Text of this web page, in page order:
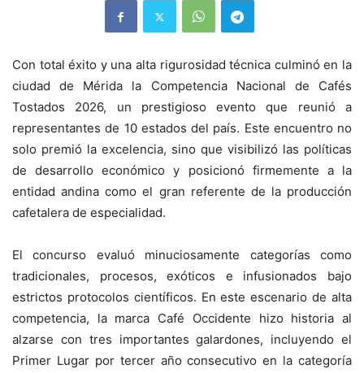
Con total éxito y una alta rigurosidad técnica culminó en la
ciudad de Mérida la Competencia Nacional de Cafés
Tostados 2026, un prestigioso evento que reunió a
representantes de 10 estados del país. Este encuentro no
solo premió la excelencia, sino que visibilizó las políticas
de desarrollo económico y posicionó firmemente a la
entidad andina como el gran referente de la producción
cafetalera de especialidad.
El concurso evaluó minuciosamente categorías como
tradicionales, procesos, exóticos e infusionados bajo
estrictos protocolos científicos. En este escenario de alta
competencia, la marca Café Occidente hizo historia al
alzarse con tres importantes galardones, incluyendo el
Primer Lugar por tercer año consecutivo en la categoría